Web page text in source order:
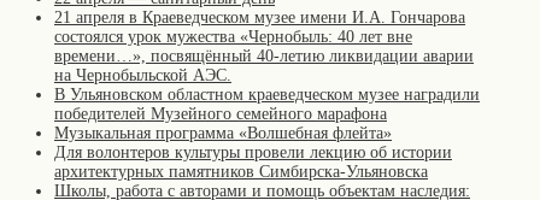
21 апреля в Краеведческом музее имени И.А. Гончарова
состоялся урок мужества «Чернобыль: 40 лет вне
времени…», посвящённый 40-летию ликвидации аварии
на Чернобыльской АЭС.
В Ульяновском областном краеведческом музее наградили
победителей Музейного семейного марафона
Музыкальная программа «Волшебная флейта»
Для волонтеров культуры провели лекцию об истории
архитектурных памятников Симбирска-Ульяновска
Школы, работа с авторами и помощь объектам наследия: